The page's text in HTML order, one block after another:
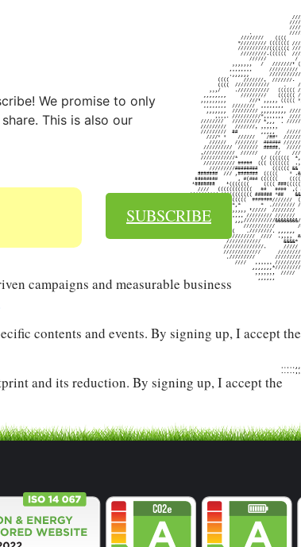
We promise to only
This is also our
SUBSCRIBE
campaigns and measurable business
contents and events. By signing up, I accept the
and its reduction. By signing up, I accept the